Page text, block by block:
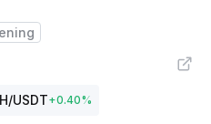
/USDT+0.40%